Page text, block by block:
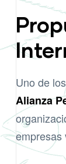
Uno de
Alianza
empresas